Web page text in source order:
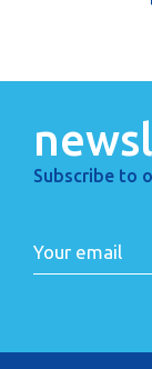
Subscribe to